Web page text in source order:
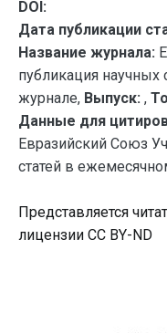
DOI:
Дата публикации
Название журнала:
публикация
журнале, Выпуск: ,
Данные для
Евразийский Союз
статей в
Представляется
лицензии CC BY-ND